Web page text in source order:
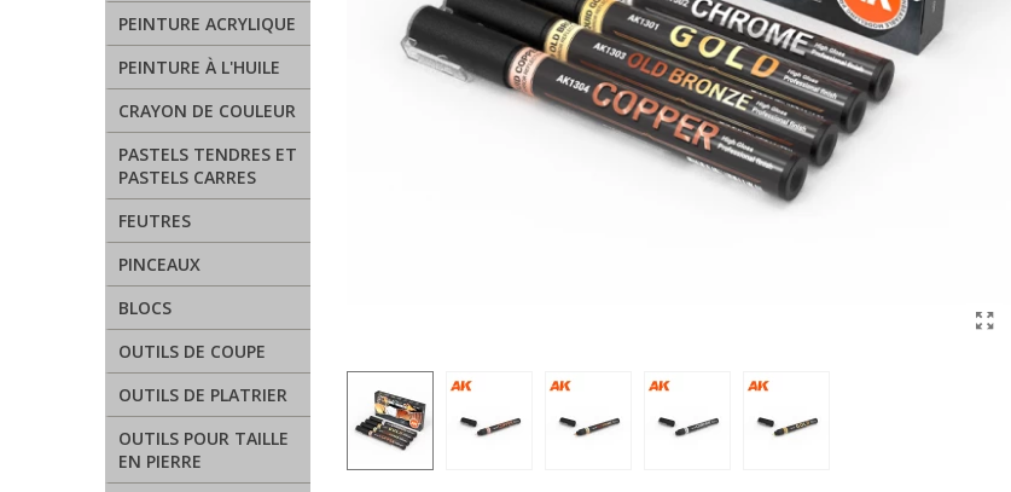
PEINTURE ACRYLIQUE
PEINTURE À L'HUILE
CRAYON DE COULEUR
PASTELS TENDRES ET
PASTELS CARRES
FEUTRES
PINCEAUX
BLOCS
OUTILS DE COUPE
OUTILS DE PLATRIER
OUTILS POUR TAILLE
EN PIERRE